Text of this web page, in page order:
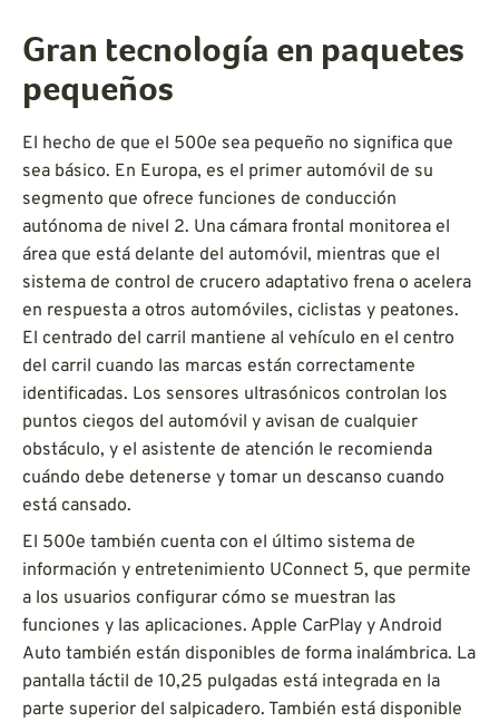
Gran tecnología en paquetes
pequeños
El hecho de que el 500e sea pequeño no significa que
sea básico. En Europa, es el primer automóvil de su
segmento que ofrece funciones de conducción
autónoma de nivel 2. Una cámara frontal monitorea el
área que está delante del automóvil, mientras que el
sistema de control de crucero adaptativo frena o acelera
en respuesta a otros automóviles, ciclistas y peatones.
El centrado del carril mantiene al vehículo en el centro
del carril cuando las marcas están correctamente
identificadas. Los sensores ultrasónicos controlan los
puntos ciegos del automóvil y avisan de cualquier
obstáculo, y el asistente de atención le recomienda
cuándo debe detenerse y tomar un descanso cuando
está cansado.
El 500e también cuenta con el último sistema de
información y entretenimiento UConnect 5, que permite
a los usuarios configurar cómo se muestran las
funciones y las aplicaciones. Apple CarPlay y Android
Auto también están disponibles de forma inalámbrica. La
pantalla táctil de 10,25 pulgadas está integrada en la
parte superior del salpicadero. También está disponible